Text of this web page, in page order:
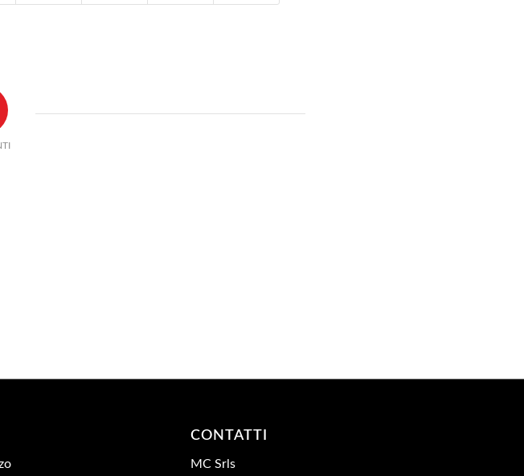
CONTATTI
MC Srls